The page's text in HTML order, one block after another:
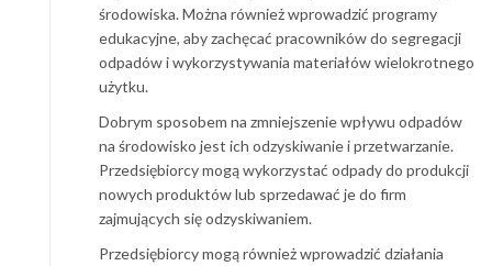
środowiska. Można również wprowadzić programy
edukacyjne, aby zachęcać pracowników do segregacji
odpadów i wykorzystywania materiałów wielokrotnego
użytku.
Dobrym sposobem na zmniejszenie wpływu odpadów
na środowisko jest ich odzyskiwanie i przetwarzanie.
Przedsiębiorcy mogą wykorzystać odpady do produkcji
nowych produktów lub sprzedawać je do firm
zajmujących się odzyskiwaniem.
Przedsiębiorcy mogą również wprowadzić działania